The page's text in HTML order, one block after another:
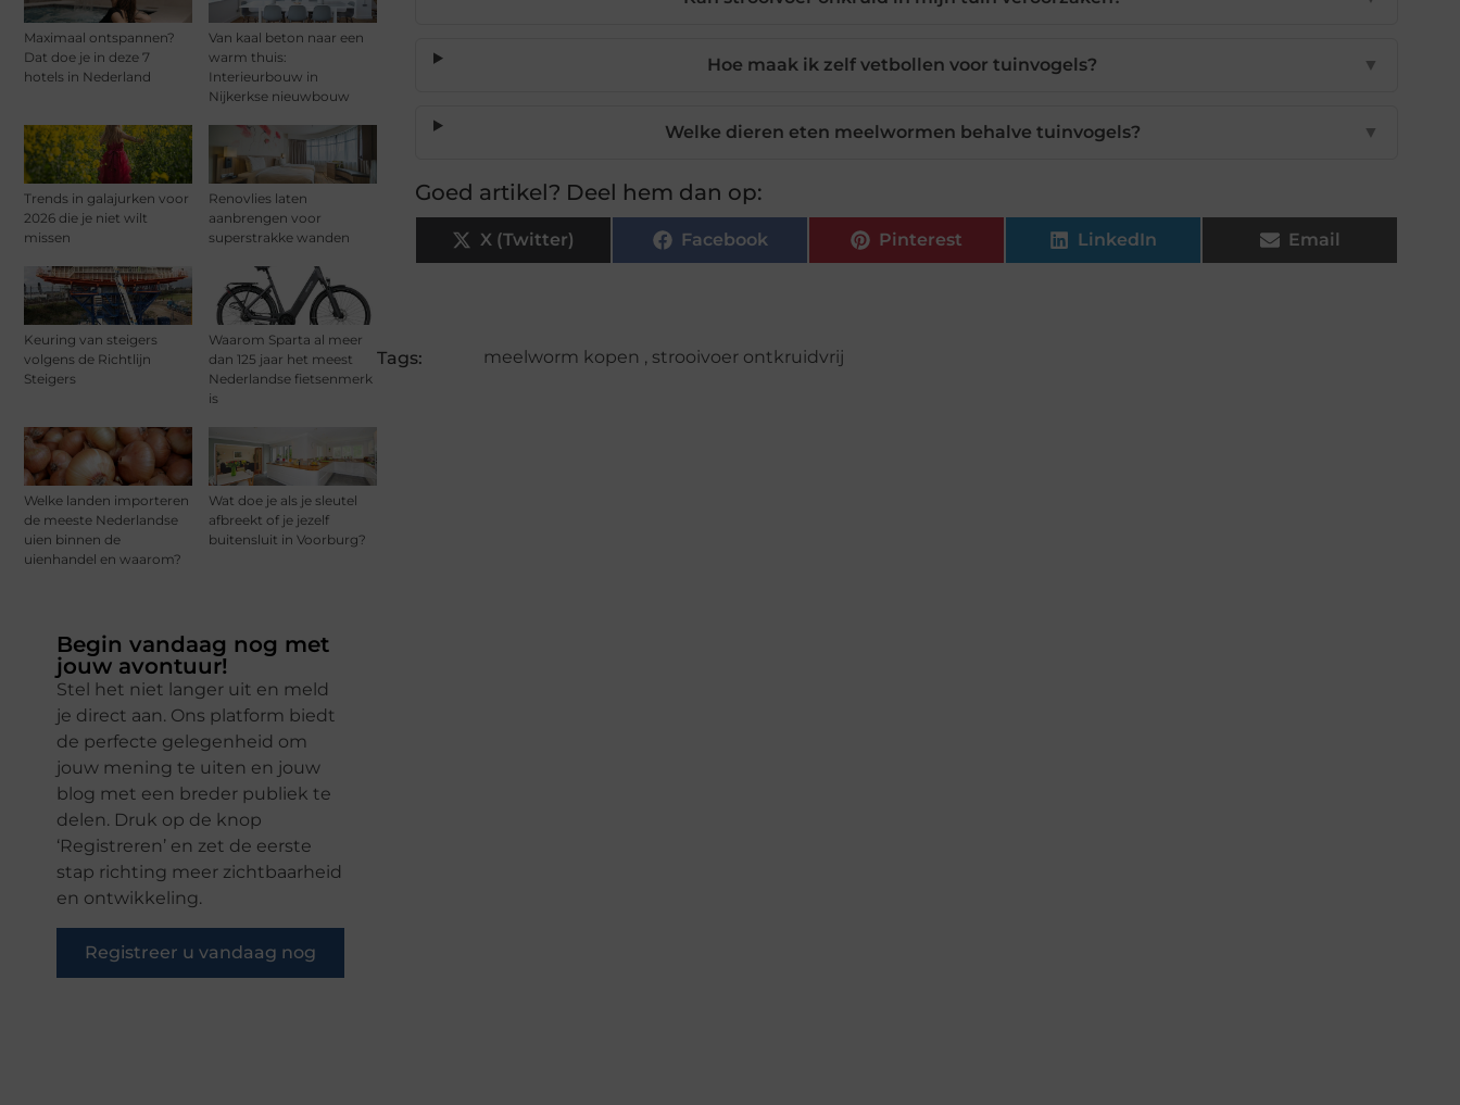
Maximaal ontspannen?
Dat doe je in deze 7
hotels in Nederland
Van kaal beton naar een
warm thuis:
Interieurbouw in
Nijkerkse nieuwbouw
Trends in galajurken voor
2026 die je niet wilt
missen
Renovlies laten
aanbrengen voor
superstrakke wanden
Keuring van steigers
volgens de Richtlijn
Steigers
Waarom Sparta al meer
dan 125 jaar het meest
Nederlandse fietsenmerk
is
Welke landen importeren
de meeste Nederlandse
uien binnen de
uienhandel en waarom?
Wat doe je als je sleutel
afbreekt of je jezelf
buitensluit in Voorburg?
Begin vandaag nog met
jouw avontuur!
Stel het niet langer uit en meld
je direct aan. Ons platform biedt
de perfecte gelegenheid om
jouw mening te uiten en jouw
blog met een breder publiek te
delen. Druk op de knop
‘Registreren’ en zet de eerste
stap richting meer zichtbaarheid
en ontwikkeling.
Registreer u vandaag nog
Hoe maak ik zelf vetbollen voor tuinvogels? ▼
Welke dieren eten meelwormen behalve tuinvogels? ▼
Goed artikel? Deel hem dan op:
X (Twitter) Facebook Pinterest LinkedIn Email
Tags: meelworm kopen , strooivoer ontkruidvrij